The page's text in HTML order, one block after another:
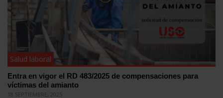
Salud laboral
Entra en vigor el RD 483/2025 de compensaciones para
víctimas del amianto
18 SEPTIEMBRE, 2025